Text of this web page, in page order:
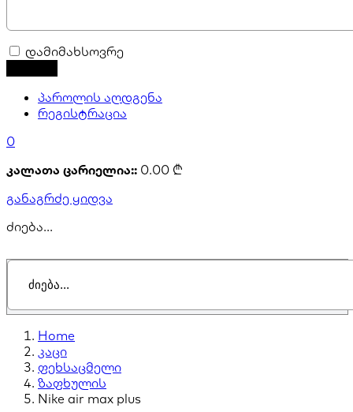
დამიმახსოვრე
პაროლის აღდგენა
რეგისტრაცია
0
კალათა ცარიელია:: 0.00 ₾
განაგრძე ყიდვა
ძიება...
Home
კაცი
ფეხსაცმელი
ზაფხულის
Nike air max plus